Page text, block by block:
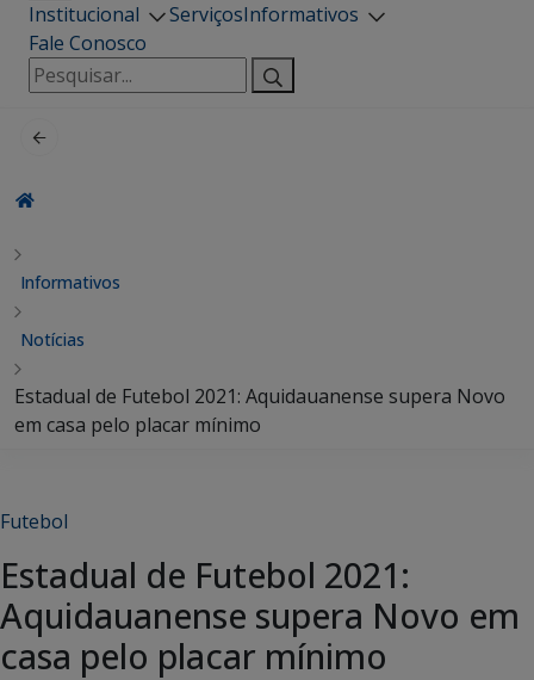
Institucional ServiçosInformativos
Fale Conosco
Pesquisar
por:
Informativos
Notícias
Estadual de Futebol 2021: Aquidauanense supera Novo
em casa pelo placar mínimo
Futebol
Estadual de Futebol 2021:
Aquidauanense supera Novo em
casa pelo placar mínimo